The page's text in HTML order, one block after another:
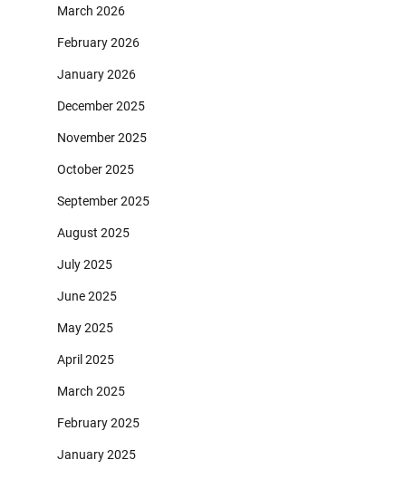
March 2026
February 2026
January 2026
December 2025
November 2025
October 2025
September 2025
August 2025
July 2025
June 2025
May 2025
April 2025
March 2025
February 2025
January 2025